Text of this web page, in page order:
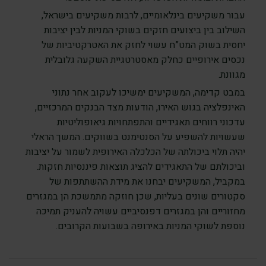
עבור משקיעים בינלאומיים, לרבות משקיעים בישראל,
השילוב בין ביצועים חזקים בשוקי המניות לבין יציבות
יחסית בשוק המט”ח עשוי לחזק את האטרקטיביות של
נכסים אירופיים כחלק מאסטרטגיית השקעה גלובלית
מגוונת.
במבט קדימה, המשקיעים ימשיכו לעקוב אחר נתוני
האינפלציה בגוש האירו, הודעות מצד הבנקים המרכזיים,
עדכוני רווחים תאגידיים והתפתחויות גיאופוליטיות
שעשויות להשפיע על הסנטימנט בשווקים. המשך הראלי
יהיה תלוי ביכולתה של הכלכלה האירופית לשמור על יציבות
וביכולתם של התאגידים להציג תוצאות פיננסיות חזקות.
במקביל, המשקיעים יבחנו את מידת ההשתתפות של
סקטורים שונים בעליות, שכן חוזקה מתמשכת הן במגזרים
מחזוריים והן במגזרים דפנסיביים עשויה להעניק תמיכה
נוספת לשוקי המניות באירופה בשבועות הקרובים.